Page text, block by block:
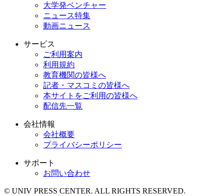
大学発ベンチャー
ニュース特集
動画ニュース
サービス
ご利用案内
利用規約
教育機関の皆様へ
記者・マスコミの皆様へ
本サイトをご利用の皆様へ
配信先一覧
会社情報
会社概要
プライバシーポリシー
サポート
お問い合わせ
© UNIV PRESS CENTER. ALL RIGHTS RESERVED.